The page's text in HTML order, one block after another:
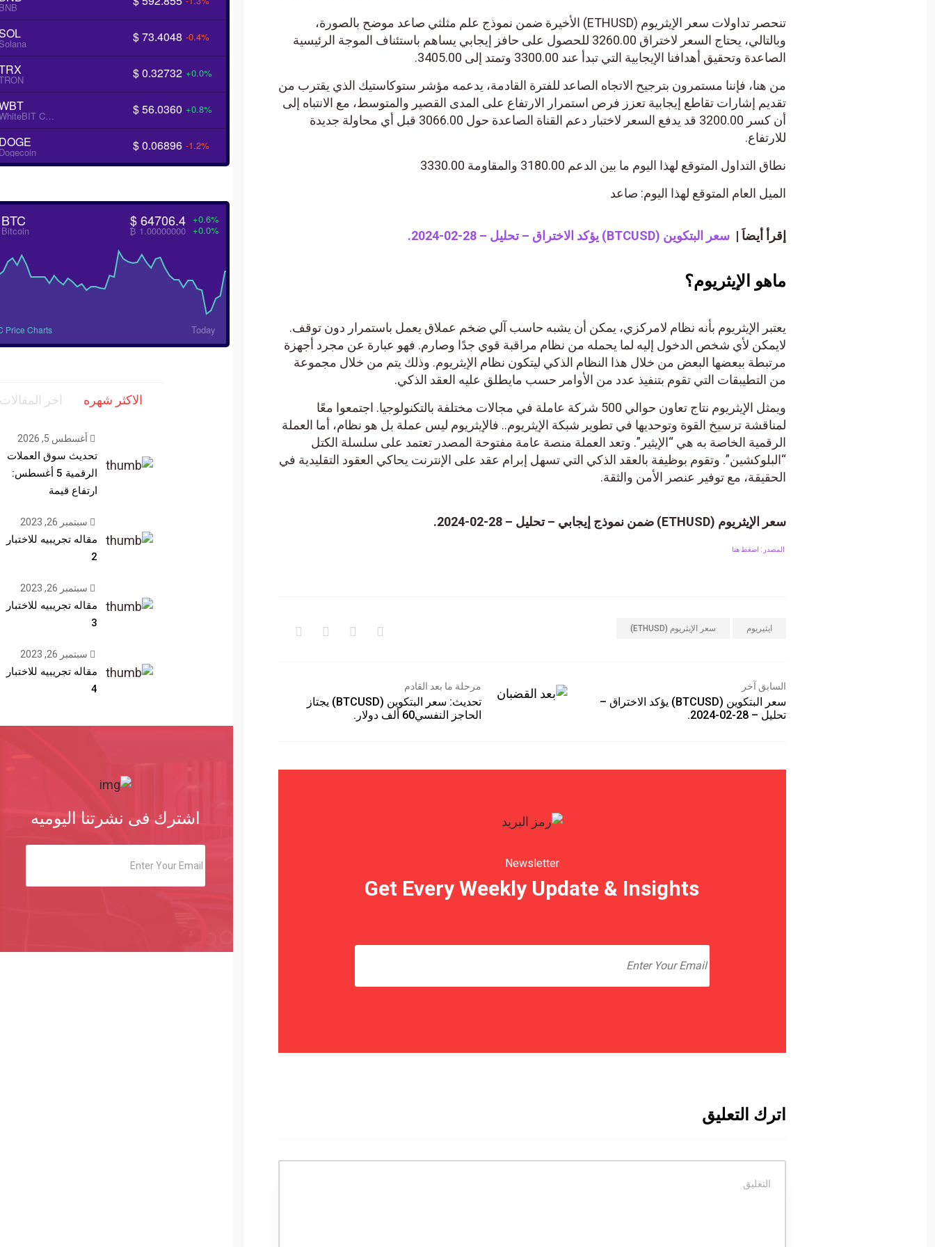
تنحصر تداولات سعر الإيثريوم (ETHUSD) الأخيرة ضمن نموذج علم مثلثي صاعد موضح بالصورة،
وبالتالي، يحتاج السعر لاختراق 3260.00 للحصول على حافز إيجابي يساهم باستئناف الموجة الرئيسية
الصاعدة وتحقيق أهدافنا الإيجابية التي تبدأ عند 3300.00 وتمتد إلى 3405.00.
من هنا، فإننا مستمرون بترجيح الاتجاه الصاعد للفترة القادمة، يدعمه مؤشر ستوكاستيك الذي يقترب من
تقديم إشارات تقاطع إيجابية تعزز فرص استمرار الارتفاع على المدى القصير والمتوسط، مع الانتباه إلى
أن كسر 3200.00 قد يدفع السعر لاختبار دعم القناة الصاعدة حول 3066.00 قبل أي محاولة جديدة
للارتفاع.
نطاق التداول المتوقع لهذا اليوم ما بين الدعم 3180.00 والمقاومة 3330.00
الميل العام المتوقع لهذا اليوم: صاعد
إقرأ أيضاَ | سعر البتكوين (BTCUSD) يؤكد الاختراق – تحليل – 28-02-2024.
ماهو الإيثريوم؟
يعتبر الإيثريوم بأنه نظام لامركزي، يمكن أن يشبه حاسب آلي ضخم عملاق يعمل باستمرار دون توقف.
لايمكن لأي شخص الدخول إليه لما يحمله من نظام مراقبة قوي جدًا وصارم. فهو عبارة عن مجرد أجهزة
مرتبطة ببعضها البعض من خلال هذا النظام الذكي ليتكون نظام الإيثريوم. وذلك يتم من خلال مجموعة
من التطيبقات التي تقوم بتنفيذ عدد من الأوامر حسب مايطلق عليه العقد الذكي.
ويمثل الإيثريوم نتاج تعاون حوالي 500 شركة عاملة في مجالات مختلفة بالتكنولوجيا. اجتمعوا معًا
لمناقشة ترسيخ القوة وتوحديها في تطوير شبكة الإيثريوم.. فالإيثريوم ليس عملة بل هو نظام، أما العملة
الرقمية الخاصة به هي “الإيثير”. وتعد العملة منصة عامة مفتوحة المصدر تعتمد على سلسلة الكتل
“البلوكشين”. وتقوم بوظيفة بالعقد الذكي التي تسهل إبرام عقد على الإنترنت يحاكي العقود التقليدية في
الحقيقة، مع توفير عنصر الأمن والثقة.
سعر الإيثريوم (ETHUSD) ضمن نموذج إيجابي – تحليل – 28-02-2024.
المصدر : اضغط هنا
ايثيريوم سعر الإيثريوم (ETHUSD)
السابق آخر
سعر البتكوين (BTCUSD) يؤكد الاختراق –
تحليل – 28-02-2024.
مرحلة ما بعد القادم
تحديث: سعر البتكوين (BTCUSD) يجتاز
الحاجز النفسي60 ألف دولار.
Newsletter
Get Every Weekly Update & Insights
اترك التعليق
$ 73.4048 -0.4%
$ 0.32732 +0.0%
WhiteBIT Coin $ 56.0360 +0.8%
$ 0.06896 -1.2%
BTC
Bitcoin
+0.6%
+0.0%
$ 64706.4
₿ 1.00000000
Price Charts Today
الاكثر شهره اخر
أغسطس 5, 2026
تحديث سوق العملات
الرقمية 5 أغسطس:
ارتفاع قيمة
سبتمبر 26, 2023
مقاله تجريبيه للاختبار
2
سبتمبر 26, 2023
مقاله تجريبيه للاختبار
3
سبتمبر 26, 2023
مقاله تجريبيه للاختبار
4
اشترك فى نشرتنا اليوميه